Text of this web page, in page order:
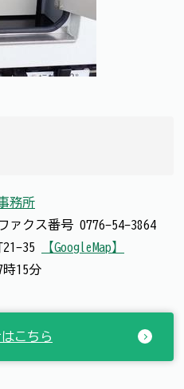
務所
ァクス番号 0776-54-3864
35
【GoogleMap】
15分
こちら